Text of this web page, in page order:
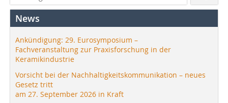
News
Ankündigung: 29. Eurosymposium –
Fachveranstaltung zur Praxisforschung in der
Keramikindustrie
Vorsicht bei der Nachhaltigkeitskommunikation – neues
Gesetz tritt
am 27. September 2026 in Kraft